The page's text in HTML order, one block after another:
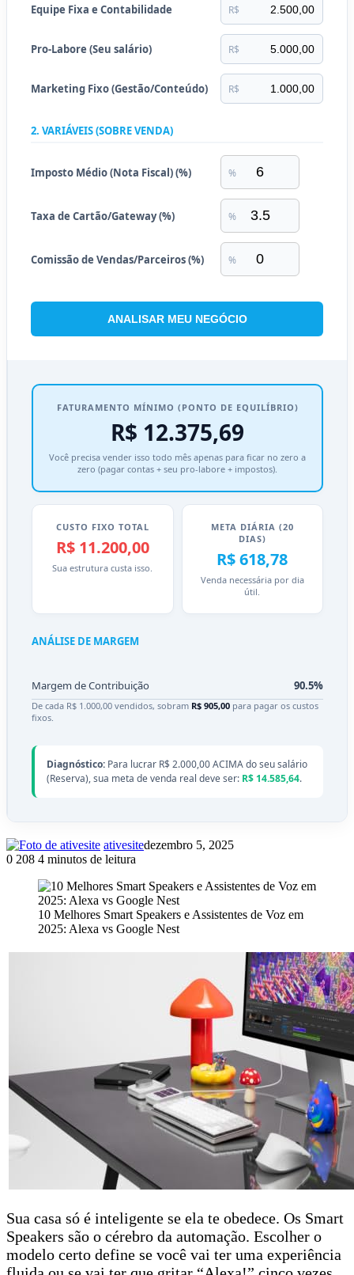
Equipe Fixa e Contabilidade R$
Pro-Labore (Seu salário) R$
Marketing Fixo (Gestão/Conteúdo) R$
2. VARIÁVEIS (SOBRE VENDA)
Imposto Médio (Nota Fiscal) (%) %
Taxa de Cartão/Gateway (%) %
Comissão de Vendas/Parceiros (%) %
ANALISAR MEU NEGÓCIO
FATURAMENTO MÍNIMO (PONTO DE EQUILÍBRIO)
R$ 12.375,69
Você precisa vender isso todo mês apenas para ficar no zero a
zero (pagar contas + seu pro-labore + impostos).
CUSTO FIXO TOTAL
R$ 11.200,00
Sua estrutura custa isso.
META DIÁRIA (20
DIAS)
R$ 618,78
Venda necessária por dia
útil.
ANÁLISE DE MARGEM
Margem de Contribuição 90.5%
De cada R$ 1.000,00 vendidos, sobram R$ 905,00 para pagar os custos
fixos.
Diagnóstico: Para lucrar R$ 2.000,00 ACIMA do seu salário
(Reserva), sua meta de venda real deve ser: R$ 14.585,64.
ativesitedezembro 5, 2025
0 208 4 minutos de leitura
10 Melhores Smart Speakers e Assistentes de Voz em
2025: Alexa vs Google Nest
Sua casa só é inteligente se ela te obedece. Os Smart
Speakers são o cérebro da automação. Escolher o
modelo certo define se você vai ter uma experiência